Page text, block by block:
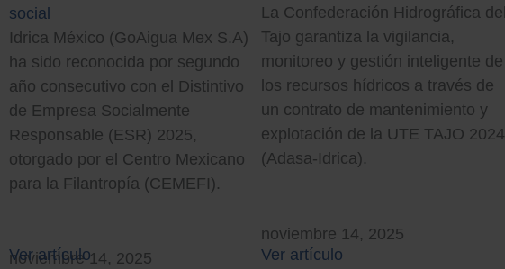
social
Idrica México (GoAigua Mex S.A)
ha sido reconocida por segundo
año consecutivo con el Distintivo
de Empresa Socialmente
Responsable (ESR) 2025,
otorgado por el Centro Mexicano
para la Filantropía (CEMEFI).
Ver artículo
noviembre 14, 2025
La Confederación Hidrográfica del
Tajo garantiza la vigilancia,
monitoreo y gestión inteligente de
los recursos hídricos a través de
un contrato de mantenimiento y
explotación de la UTE TAJO 2024
(Adasa-Idrica).
Ver artículo
noviembre 14, 2025